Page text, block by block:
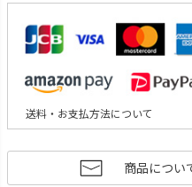
送料・お支払方法について
商品につい